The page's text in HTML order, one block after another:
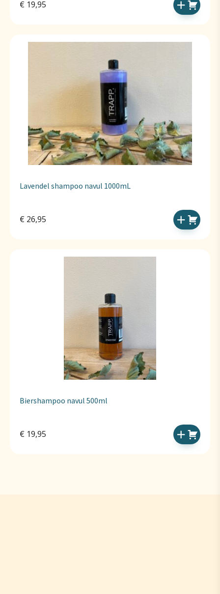
€ 19,95
Lavendel shampoo navul 1000mL
€ 26,95
Biershampoo navul 500ml
€ 19,95